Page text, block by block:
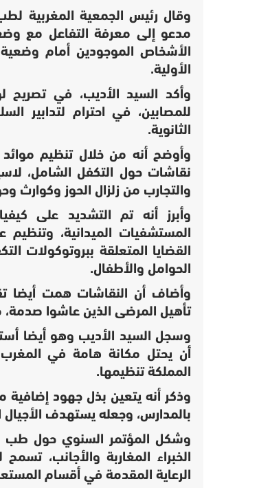
وقال رئيس الجمعية المغربية
مدعو إلى معرفة التفاعل مع
الأشخاص الموجودين أمام وضعية
الأولية.
وأكد السيد الأديب، في تصريح
للمصابين، في احترام لتدابير
الثانوية.
وأوضح أنه من خلال تنظيم موائد
نقاشات حول التكفل الشامل،
والتجارب من زلزال الحوز وكوارث
وأبرز أنه تم التشديد على
المستشفيات الميدانية،
القضايا المتعلقة ببروتوكولات
الحوامل والأطفال.
وأضاف أن النقاشات همت أيضا
تأهيل المرضى الذين عاشوا صدمة،
وسجل السيد الأديب وهو أيضا
أن يحتل مكانة هامة في المغرب،
المملكة تنظيمها.
وذكر أنه يتعين بذل جهود إضافية
بالمدارس، وجعله يستهدف الأجيال
وشكل المؤتمر السنوي حول طب
الخبراء المغاربة والأجانب،
الرعاية المقدمة في أقسام